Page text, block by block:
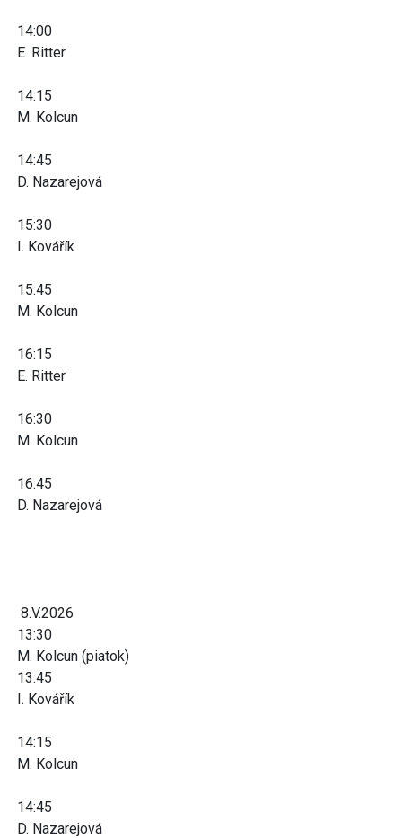
14:00
E. Ritter
14:15
M. Kolcun
14:45
D. Nazarejová
15:30
I. Kovářík
15:45
M. Kolcun
16:15
E. Ritter
16:30
M. Kolcun
16:45
D. Nazarejová
8.V.2026
13:30
M. Kolcun (piatok)
13:45
I. Kovářík
14:15
M. Kolcun
14:45
D. Nazarejová